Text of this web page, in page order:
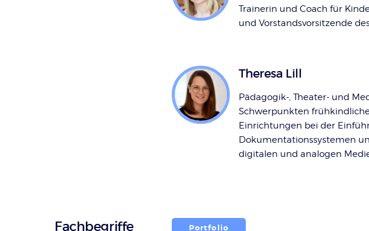
Trainerin und Coach für
und Vorstandsvorsitzende
Theresa Lill
Pädagogik-, Theater- und
Schwerpunkten
Einrichtungen bei der
Dokumentationssystemen
digitalen und analogen
Fachbegriffe Portfolio